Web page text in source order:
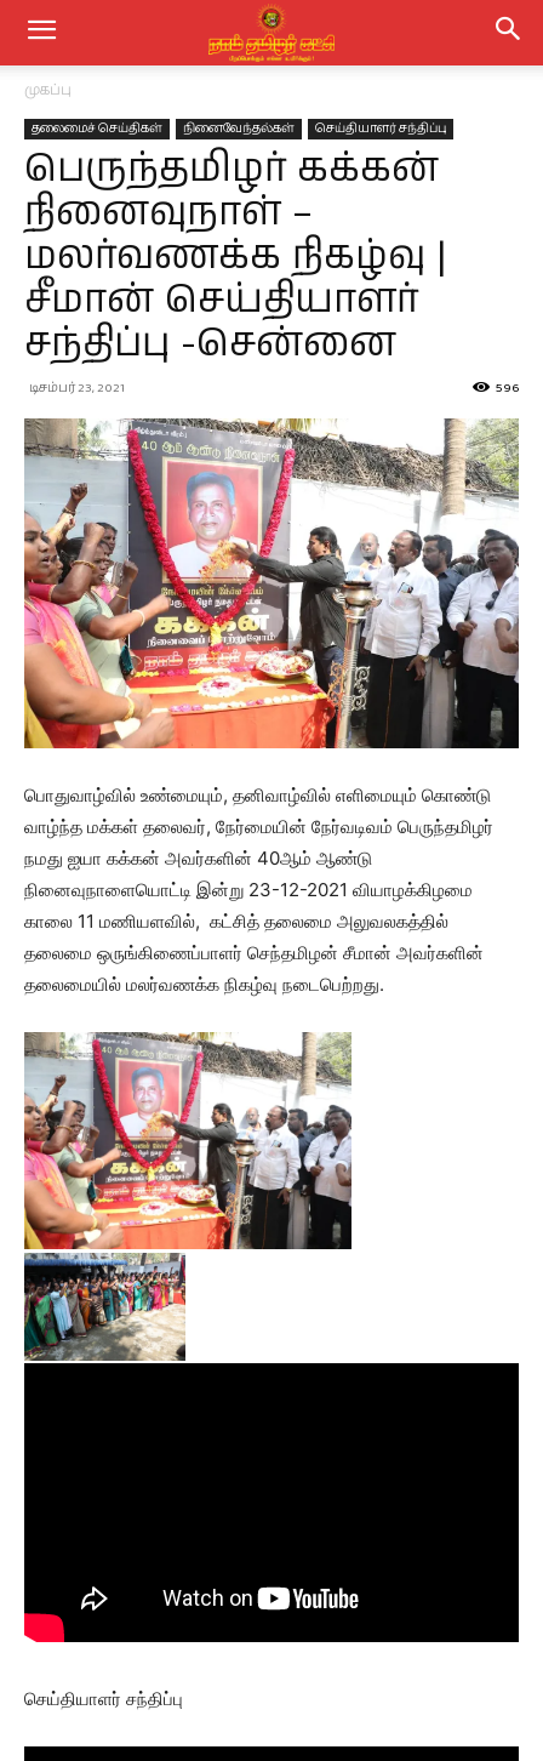
முகப்பு
தலைமைச் செய்திகள் நினைவேந்தல்கள் செய்தியாளர் சந்திப்பு
பெருந்தமிழர் கக்கன்
நினைவுநாள் –
மலர்வணக்க நிகழ்வு |
சீமான் செய்தியாளர்
சந்திப்பு -சென்னை
டிசம்பர் 23, 2021 596
பொதுவாழ்வில் உண்மையும், தனிவாழ்வில் எளிமையும் கொண்டு
வாழ்ந்த மக்கள் தலைவர், நேர்மையின் நேர்வடிவம் பெருந்தமிழர்
நமது ஐயா கக்கன் அவர்களின் 40ஆம் ஆண்டு
நினைவுநாளையொட்டி இன்று 23-12-2021 வியாழக்கிழமை
காலை 11 மணியளவில், கட்சித் தலைமை அலுவலகத்தில்
தலைமை ஒருங்கிணைப்பாளர் செந்தமிழன் சீமான் அவர்களின்
தலைமையில் மலர்வணக்க நிகழ்வு நடைபெற்றது.
செய்தியாளர் சந்திப்பு